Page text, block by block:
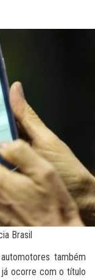
Brasil
também
ocorre com o título